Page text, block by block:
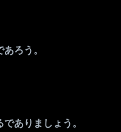
ろう。
ありましょう。